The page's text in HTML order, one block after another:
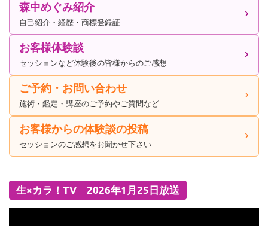
森中めぐみ紹介
自己紹介・経歴・商標登録証
お客様体験談
セッションなど体験後の皆様からのご感想
ご予約・お問い合わせ
施術・鑑定・講座のご予約やご質問など
お客様からの体験談の投稿
セッションのご感想をお聞かせ下さい
生×カラ！TV 2026年1月25日放送